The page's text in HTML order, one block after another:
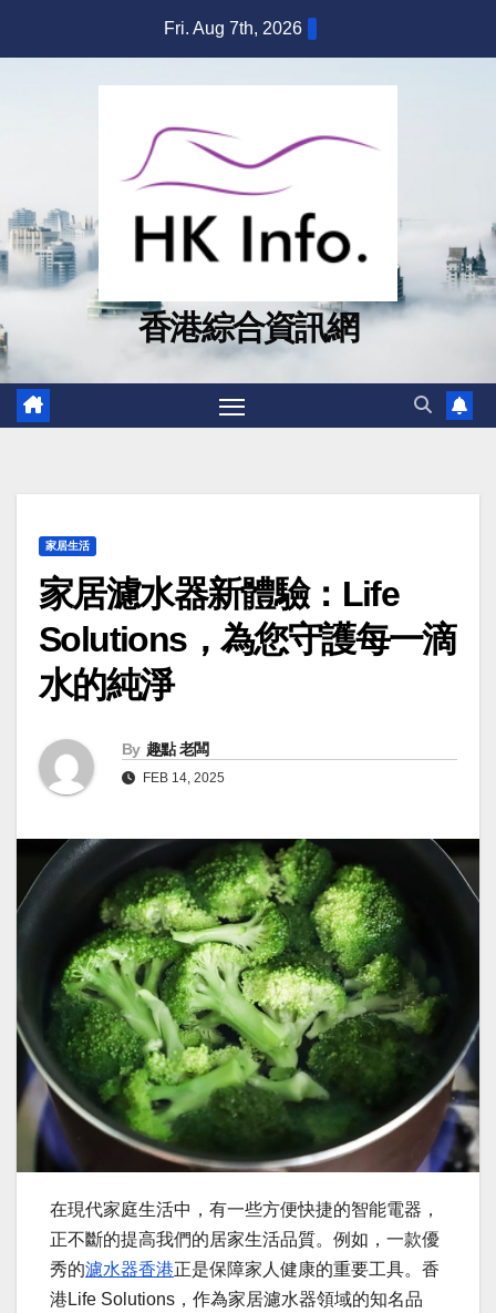
Fri. Aug 7th, 2026
香港綜合資訊網
家居生活
家居濾水器新體驗：Life
Solutions，為您守護每一滴
水的純淨
By 趣點 老闆
FEB 14, 2025
在現代家庭生活中，有一些方便快捷的智能電器，
正不斷的提高我們的居家生活品質。例如，一款優
秀的濾水器香港正是保障家人健康的重要工具。香
港Life Solutions，作為家居濾水器領域的知名品